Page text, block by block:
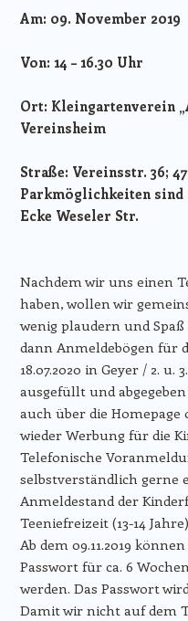
Am: 09. November 2019
Von: 14 – 16.30 Uhr
Ort: Kleingartenverein
Vereinsheim
Straße: Vereinsstr. 36;
Parkmöglichkeiten
Ecke Weseler Str.
Nachdem wir uns einen
haben, wollen wir
wenig plaudern und
dann Anmeldebögen für
18.07.2020 in Geyer / 2.
ausgefüllt und
auch über die
wieder Werbung für die
Telefonische
selbstverständlich gerne
Anmeldestand der
Teeniefreizeit (13-14
Ab dem 09.11.2019
Passwort für ca. 6
werden. Das Passwort
Damit wir nicht auf dem